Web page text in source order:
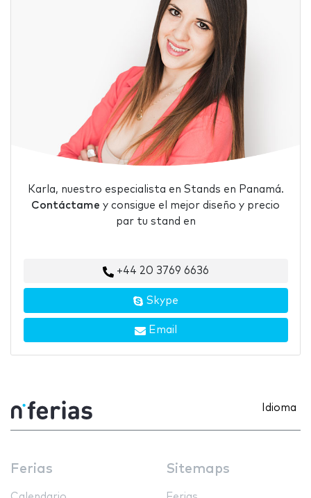
Karla, nuestro especialista en Stands en Panamá.
Contáctame y consigue el mejor diseño y precio
par tu stand en
+44 20 3769 6636
Skype
Email
Idioma
Ferias Sitemaps